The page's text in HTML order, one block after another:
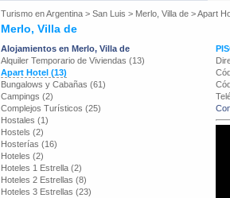
Turismo enArgentina > San Luis > Merlo, Villa de >Apart
Merlo, Villa de
Alojamientos en Merlo, Villa de
Alquiler Temporario de Viviendas (13)
Apart Hotel (13)
Bungalows y Cabañas (61)
Campings (2)
Complejos Turísticos (25)
Hostales (1)
Hostels (2)
Hosterías (16)
Hoteles (2)
Hoteles 1 Estrella (2)
Hoteles 2 Estrellas (8)
Hoteles 3 Estrellas (23)